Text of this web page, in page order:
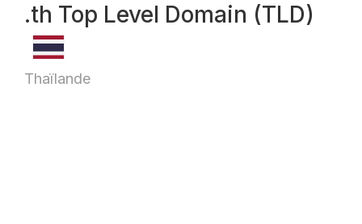
.th Top Level Domain (TLD)
Thaïlande